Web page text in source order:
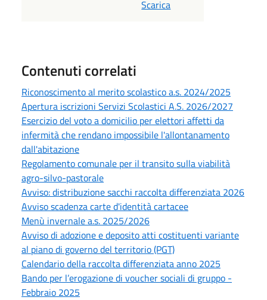
Scarica
Contenuti correlati
Riconoscimento al merito scolastico a.s. 2024/2025
Apertura iscrizioni Servizi Scolastici A.S. 2026/2027
Esercizio del voto a domicilio per elettori affetti da
infermità che rendano impossibile l'allontanamento
dall'abitazione
Regolamento comunale per il transito sulla viabilità
agro-silvo-pastorale
Avviso: distribuzione sacchi raccolta differenziata 2026
Avviso scadenza carte d'identità cartacee
Menù invernale a.s. 2025/2026
Avviso di adozione e deposito atti costituenti variante
al piano di governo del territorio (PGT)
Calendario della raccolta differenziata anno 2025
Bando per l’erogazione di voucher sociali di gruppo -
Febbraio 2025